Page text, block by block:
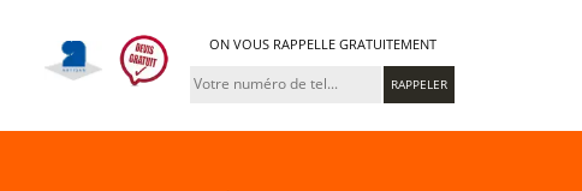
ON VOUS RAPPELLE GRATUITEMENT